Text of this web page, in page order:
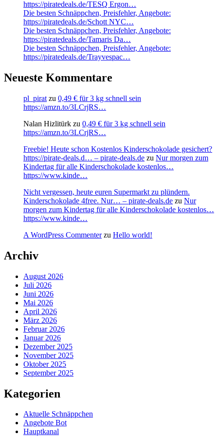
https://piratedeals.de/TESQ Ergon…
Die besten Schnäppchen, Preisfehler, Angebote:
https://piratedeals.de/Schott NYC…
Die besten Schnäppchen, Preisfehler, Angebote:
https://piratedeals.de/Tamaris Da…
Die besten Schnäppchen, Preisfehler, Angebote:
https://piratedeals.de/Trayvespac…
Neueste Kommentare
pl_pirat zu 0,49 € für 3 kg schnell sein
https://amzn.to/3LCrjRS…
Nalan Hizlitürk zu 0,49 € für 3 kg schnell sein
https://amzn.to/3LCrjRS…
Freebie! Heute schon Kostenlos Kinderschokolade gesichert?
https://pirate-deals.d… – pirate-deals.de zu Nur morgen zum
Kindertag für alle Kinderschokolade kostenlos…
https://www.kinde…
Nicht vergessen, heute euren Supermarkt zu plündern.
Kinderschokolade 4free. Nur… – pirate-deals.de zu Nur
morgen zum Kindertag für alle Kinderschokolade kostenlos…
https://www.kinde…
A WordPress Commenterzu Hello world!
Archiv
August 2026
Juli 2026
Juni 2026
Mai 2026
April 2026
März 2026
Februar 2026
Januar 2026
Dezember 2025
November 2025
Oktober 2025
September 2025
Kategorien
Aktuelle Schnäppchen
Angebote Bot
Hauptkanal